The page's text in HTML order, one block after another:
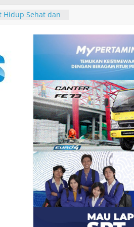
Market 2026:
Pariwisata
Sesama, PT
Fun Run dan
Seminar
Seksual
Sthala Ubud
Pameran
Pertama, dan
untuk Uang”
Pemkab
Tim Bersama